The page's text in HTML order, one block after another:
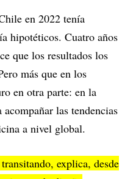
en 2022 tenía
hipotéticos. Cuatro años
que los resultados los
más que en los
en otra parte: en la
las tendencias
a nivel global.
explica, desde